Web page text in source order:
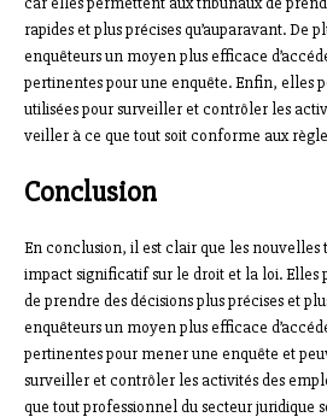
rapides et plus précises qu’auparavant. De
enquêteurs un moyen plus efficace
pertinentes pour une enquête. Enfin, elles
utilisées pour surveiller et contrôler les
veiller à ce que tout soit conforme aux
Conclusion
En conclusion, il est clair que les nouvelles
impact significatif sur le droit et la loi. Elles
de prendre des décisions plus précises et
enquêteurs un moyen plus efficace
pertinentes pour mener une enquête et
surveiller et contrôler les activités des
que tout professionnel du secteur juridique